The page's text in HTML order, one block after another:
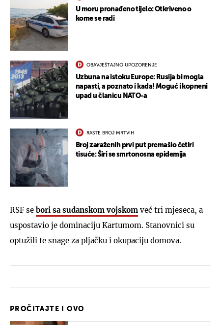
U moru pronađeno tijelo: Otkriveno o
kome se radi
OBAVJEŠTAJNO UPOZORENJE
Uzbuna na istoku Europe: Rusija bi mogla
napasti, a poznato i kada! Moguć i kopneni
upad u članicu NATO-a
RASTE BROJ MRTVIH
Broj zaraženih prvi put premašio četiri
tisuće: Širi se smrtonosna epidemija
RSF se bori sa sudanskom vojskom već tri mjeseca, a
uspostavio je dominaciju Kartumom. Stanovnici su
optužili te snage za pljačku i okupaciju domova.
PROČITAJTE I OVO